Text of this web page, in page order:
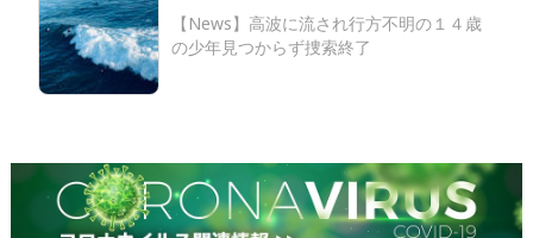
【News】高波に流され行方不明の１４歳
の少年見つからず捜索終了